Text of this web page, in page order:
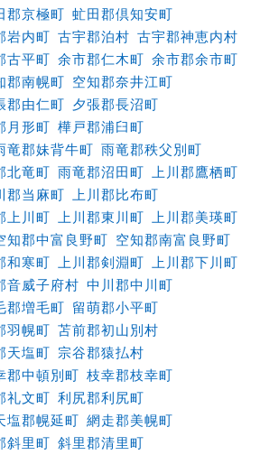
郡京極町 虻田郡倶知安町
岩内町 古宇郡泊村 古宇郡神恵内村
古平町 余市郡仁木町 余市郡余市町
郡南幌町 空知郡奈井江町
郡由仁町 夕張郡長沼町
月形町 樺戸郡浦臼町
竜郡妹背牛町 雨竜郡秩父別町
北竜町 雨竜郡沼田町
上川郡鷹栖町
郡当麻町
上川郡比布町
上川町 上川郡東川町
上川郡美瑛町
知郡中富良野町 空知郡南富良野町
和寒町 上川郡剣淵町
上川郡下川町
音威子府村 中川郡中川町
郡増毛町 留萌郡小平町
羽幌町 苫前郡初山別村
天塩町 宗谷郡猿払村
郡中頓別町 枝幸郡枝幸町
礼文町 利尻郡利尻町
塩郡幌延町 網走郡美幌町
斜里町 斜里郡清里町